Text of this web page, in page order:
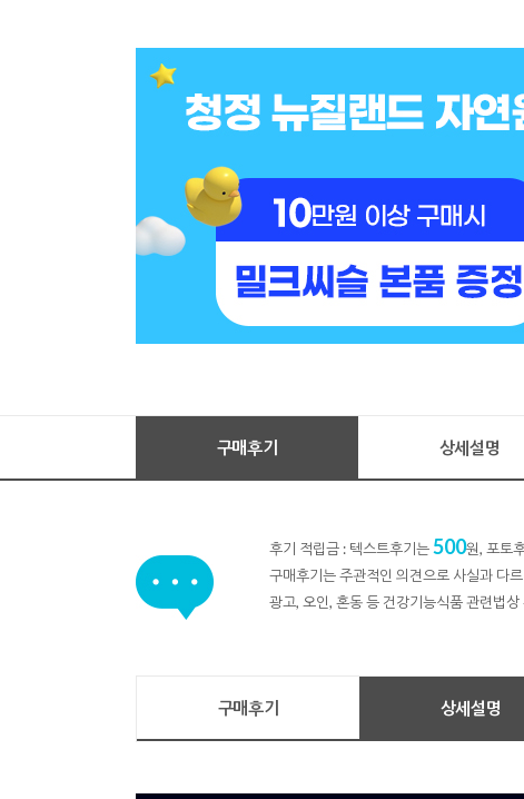
구매후기 상세설명
후기 적립금 : 텍스트후기는500원, 포토
구매후기는 주관적인 의견으로 사실과 다
광고, 오인, 혼동 등 건강기능식품 관련법
구매후기 상세설명